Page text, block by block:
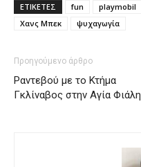
ΕΤΙΚΕΤΕΣ fun playmobil
Χανς Μπεκ
ψυχαγωγία
Προηγούμενο άρθρο
Ραντεβού με το Κτήμα
Γκλίναβος στην Αγία Φιάλη